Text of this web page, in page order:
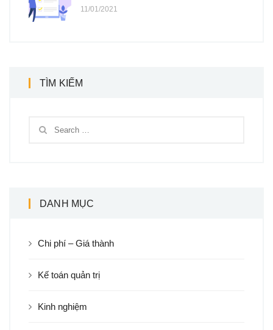
11/01/2021
TÌM KIẾM
DANH MỤC
Chi phí – Giá thành
Kế toán quản trị
Kinh nghiệm